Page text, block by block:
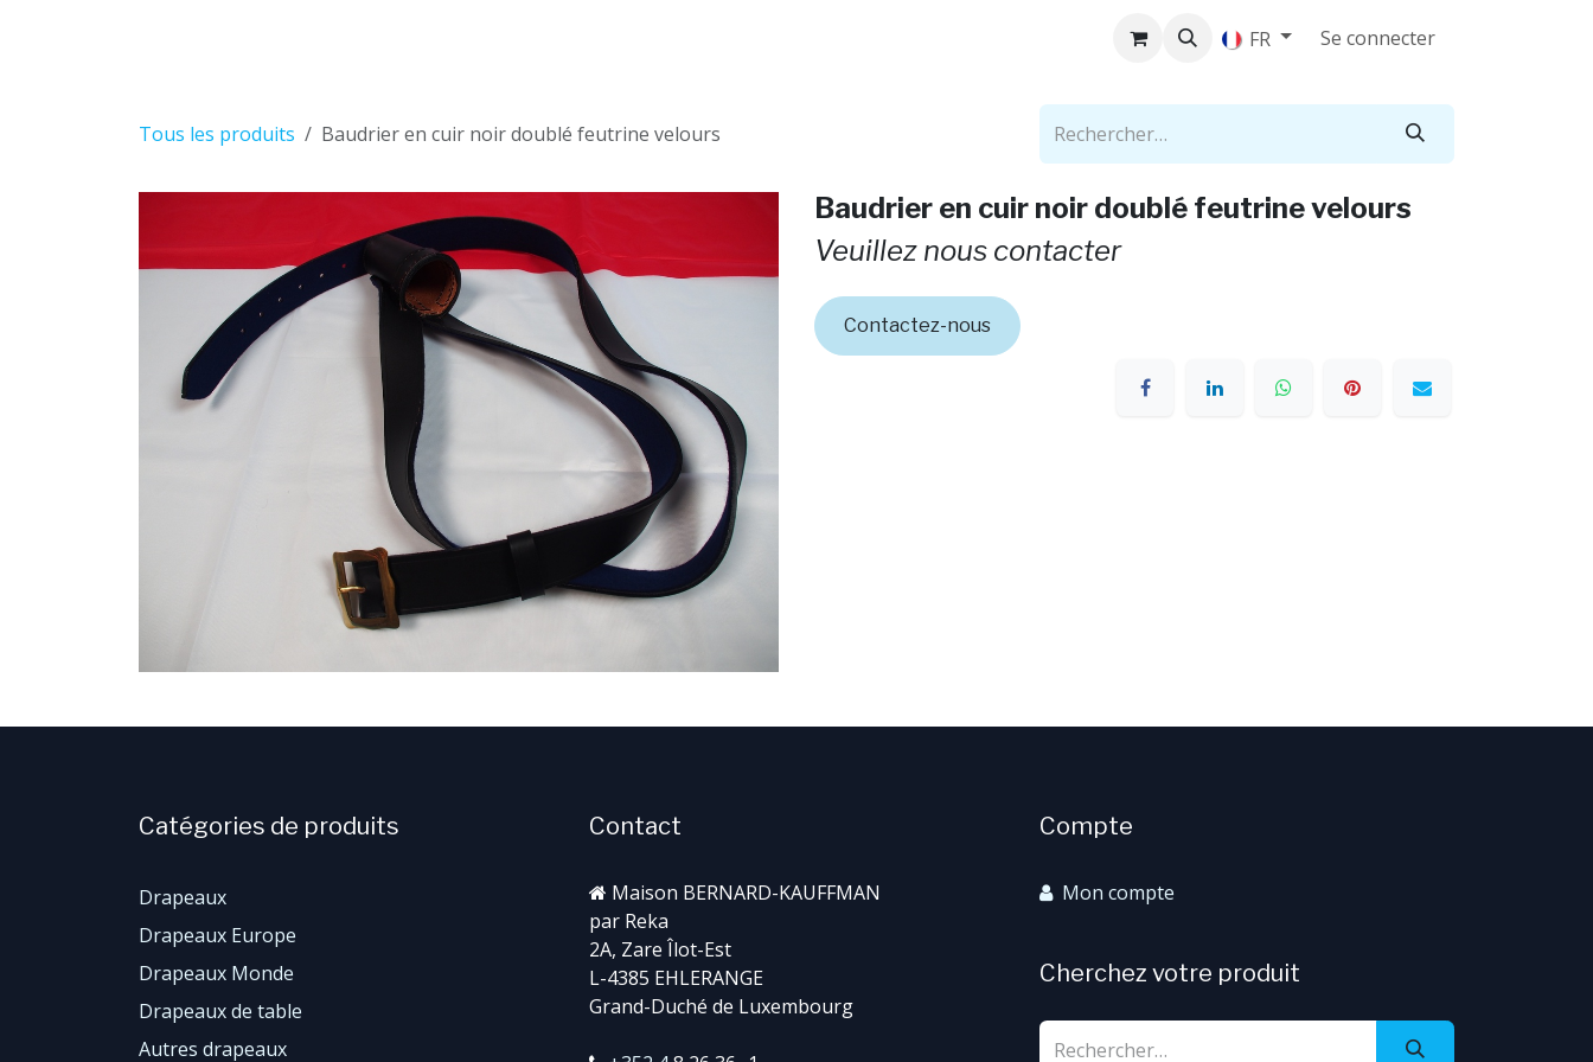
FR Se connecter
Tous les produits Baudrier en cuir noir doublé feutrine velours
Baudrier en cuir noir doublé feutrine velours
Veuillez nous contacter
Contactez-nous
Catégories de produits
Drapeaux
Drapeaux Europe
Drapeaux Monde
Drapeaux de table
Autres drapeaux
Contact
Maison BERNARD-KAUFFMAN
par Reka
2A, Zare Îlot-Est
L-4385 EHLERANGE
Grand-Duché de Luxembourg
Compte
Mon compte
Cherchez votre produit